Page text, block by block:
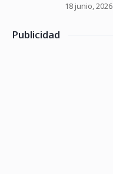
18 junio, 2026
Publicidad